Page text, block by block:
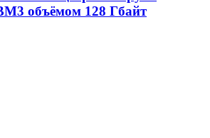
объёмом 128 Гбайт